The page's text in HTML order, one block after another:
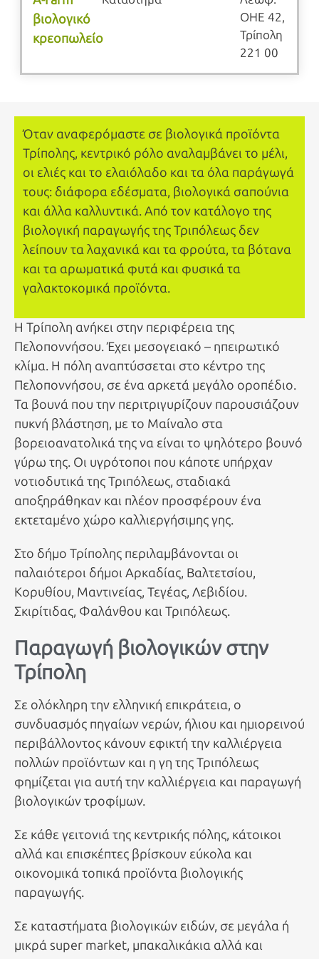
βιολογικό
κρεοπωλείο
ΟΗΕ 42,
Τρίπολη
221 00
Όταν αναφερόμαστε σε βιολογικά προϊόντα
Τρίπολης, κεντρικό ρόλο αναλαμβάνει το μέλι,
οι ελιές και το ελαιόλαδο και τα όλα παράγωγά
τους: διάφορα εδέσματα, βιολογικά σαπούνια
και άλλα καλλυντικά. Από τον κατάλογο της
βιολογική παραγωγής της Τριπόλεως δεν
λείπουν τα λαχανικά και τα φρούτα, τα βότανα
και τα αρωματικά φυτά και φυσικά τα
γαλακτοκομικά προϊόντα.
Η Τρίπολη ανήκει στην περιφέρεια της
Πελοποννήσου. Έχει μεσογειακό – ηπειρωτικό
κλίμα. Η πόλη αναπτύσσεται στο κέντρο της
Πελοποννήσου, σε ένα αρκετά μεγάλο οροπέδιο.
Τα βουνά που την περιτριγυρίζουν παρουσιάζουν
πυκνή βλάστηση, με το Μαίναλο στα
βορειοανατολικά της να είναι το ψηλότερο βουνό
γύρω της. Οι υγρότοποι που κάποτε υπήρχαν
νοτιοδυτικά της Τριπόλεως, σταδιακά
αποξηράθηκαν και πλέον προσφέρουν ένα
εκτεταμένο χώρο καλλιεργήσιμης γης.
Στο δήμο Τρίπολης περιλαμβάνονται οι
παλαιότεροι δήμοι Αρκαδίας, Βαλτετσίου,
Κορυθίου, Μαντινείας, Τεγέας, Λεβιδίου.
Σκιρίτιδας, Φαλάνθου και Τριπόλεως.
Παραγωγή βιολογικών στην
Τρίπολη
Σε ολόκληρη την ελληνική επικράτεια, ο
συνδυασμός πηγαίων νερών, ήλιου και ημιορεινού
περιβάλλοντος κάνουν εφικτή την καλλιέργεια
πολλών προϊόντων και η γη της Τριπόλεως
φημίζεται για αυτή την καλλιέργεια και παραγωγή
βιολογικών τροφίμων.
Σε κάθε γειτονιά της κεντρικής πόλης, κάτοικοι
αλλά και επισκέπτες βρίσκουν εύκολα και
οικονομικά τοπικά προϊόντα βιολογικής
παραγωγής.
Σε καταστήματα βιολογικών ειδών, σε μεγάλα ή
μικρά super market, μπακαλικάκια αλλά και